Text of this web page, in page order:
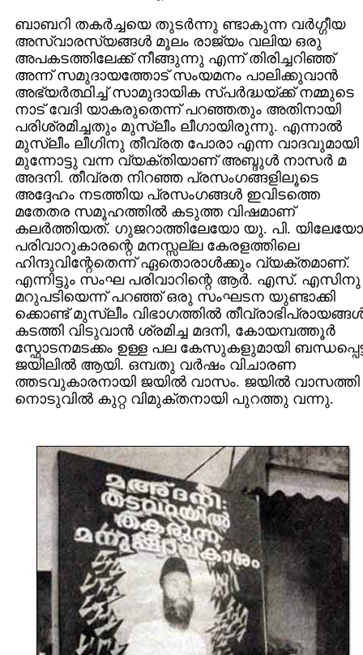
ബാബറി തകര്‍ച്ചയെ തുടര്‍ന്നു ണ്ടാകുന്ന വര്‍ഗ്ഗീയ
അസ്വാരസ്യങ്ങള്‍ മൂലം രാജ്യം വലിയ ഒരു
അപകടത്തിലേക്ക്‌ നീങ്ങുന്നു എന്ന് തിരിച്ചറിഞ്ഞ്‌
അന്ന് സമുദായത്തോട്‌ സംയമനം പാലിക്കുവാന്‍
അഭ്യര്‍ത്ഥിച്ച്‌ സാമുദായിക സ്പര്‍ദ്ധയ്ക്ക്‌ നമ്മുടെ
നാട്‌ വേദി യാകരുതെന്ന് പറഞ്ഞതും അതിനായി
പരിശ്രമിച്ചതും മുസ്ലീം ലീഗായിരുന്നു. എന്നാല്‍
മുസ്ലീം ലീഗിനു തീവ്രത പോരാ എന്ന വാദവുമായി
മുന്നോട്ടു വന്ന വ്യക്തിയാണ്‌ അബ്ദുള്‍ നാസര്‍ മ
അദനി. തീവ്രത നിറഞ്ഞ പ്രസംഗങ്ങളിലൂടെ
അദ്ദേഹം നടത്തിയ പ്രസംഗങ്ങള്‍ ഇവിടത്തെ
മതേതര സമൂഹത്തില്‍ കടുത്ത വിഷമാണ്‌
കലര്‍ത്തിയത്‌. ഗുജറാത്തിലേയോ യു. പി. യിലേയോ
പരിവാറുകാരന്റെ മനസ്സല്ല കേരളത്തിലെ
ഹിന്ദുവിന്റേതെന്ന് ഏതൊരാള്‍ക്കും വ്യക്തമാണ്‌.
എന്നിട്ടും സംഘ പരിവാറിന്റെ ആര്‍. എസ്‌. എസിനു
മറുപടിയെന്ന്‍ പറഞ്ഞ്‌ ഒരു സംഘടന യുണ്ടാക്കി
ക്കൊണ്ട്‌ മുസ്ലീം വിഭാഗത്തില്‍
കടത്തി വിടുവാന്‍ ശ്രമിച്ച മദനി, കോയമ്പത്തൂര്‍
സ്ഫോടനമടക്കം ഉള്ള പല കേസുകളുമായി
ജയിലില്‍ ആയി. ഒമ്പതു വര്‍ഷം വിചാരണ
ത്തടവുകാരനായി ജയില്‍ വാസം. ജയില്‍ വാസത്തി
നൊടുവില്‍ കുറ്റ വിമുക്തനായി പുറത്തു വന്നു.